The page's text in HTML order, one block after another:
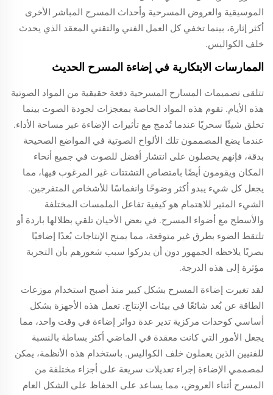
الموسيقية والعروض المسرحية وأحداث المسرح المباشر الأخرى
أكثر إثارة، بينما تخفي كل العمل الفني والتقني المعقد الذي يحدث
خلف الكواليس.
الممارسات الابتكارية في إضاءة المسرح الحديث
تتلقى تصميمات المسارح المسرحية دفعة حقيقية من المواد الصوتية
هذه الأيام. تقوم هذه المواد الخاصة بمعجزات لجودة الصوت بينما
تخلق شيئًا سحريًا عندما تُدمج مع تأثيرات الإضاءة عبر مساحة الأداء.
عندما يضع المصممون تلك الألواح الصوتية في المواضع الصحيحة
بدقة، فإنهم يحصلون على انتشار أفضل للصوت في جميع أنحاء
المكان ويقومون أيضًا بامتصاص التشتتات غير المرغوب فيها، مما
يجعل كل شيء يبدو أكثر وضوحًا وانغماسًا للأشخاص المتفرجين.
الشيء المثير للاهتمام هو كيفية تفاعل الملمسات المختلفة
والأسطح مع أضواء المسرح. في بعض الأحيان تلقي بظلالها باردة أو
تلتقط الضوء بطرق غير متوقعة، مما يمنح الإنتاجات بُعدًا إضافيًا
بصريًا يلاحظه الجمهور دون أن يدركوا سبب شعورهم بأن التجربة
مؤثرة إلى هذه الدرجة.
لقد تغيرت إضاءة المسرح بشكل كبير منذ أصبح استخدام موزعات
الطاقة عن بُعد شائعًا في بيئات الإنتاج. تعمل هذه الأجهزة بشكل
أساسي كوحدات مركزية تدير عدة دوائر إضاءة في وقت واحد، مما
يجعل الأمور التي كانت معقدة في الماضي أكثر بساطة بالنسبة
للفنيين الذين يعملون خلف الكواليس. باستخدام هذه الأنظمة، يمكن
لمصممي الإضاءة إجراء تعديلات سريعة على أجزاء مختلفة من
المسرح أثناء العروض، مما يساعد على الحفاظ على الشكل العام